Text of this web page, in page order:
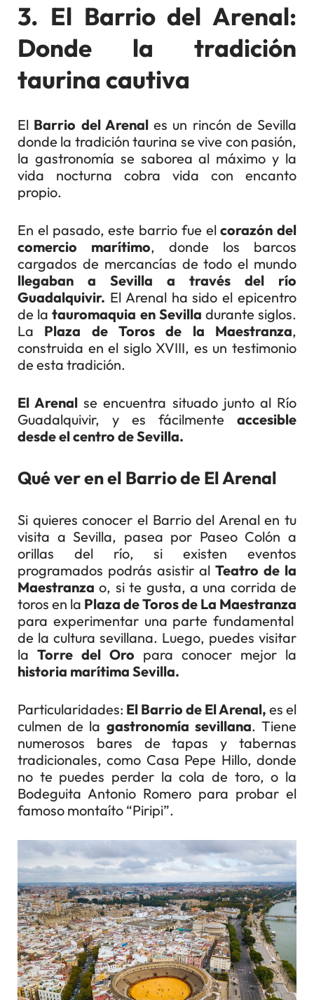
3. El Barrio del Arenal:
Donde la tradición
taurina cautiva
El Barrio del Arenal es un rincón de Sevilla
donde la tradición taurina se vive con pasión,
la gastronomía se saborea al máximo y la
vida nocturna cobra vida con encanto
propio.
En el pasado, este barrio fue elcorazón del
comercio marítimo, donde los barcos
cargados de mercancías de todo el mundo
llegaban a Sevilla a través del río
Guadalquivir. El Arenal ha sido el epicentro
de latauromaquia en Sevilla durante siglos.
La Plaza de Toros de la Maestranza,
construida en el siglo XVIII, es un testimonio
de esta tradición.
El Arenal se encuentra situado junto al Río
Guadalquivir, y es fácilmente accesible
desde el centro de Sevilla.
Qué ver en el Barrio de El Arenal
Si quieres conocer el Barrio del Arenal en tu
visita a Sevilla, pasea por Paseo Colón a
orillas del río, si existen eventos
programados podrás asistir al Teatro de la
Maestranza o, si te gusta, a una corrida de
toros en la Plaza de Toros de La Maestranza
para experimentar una parte fundamental
de la cultura sevillana. Luego, puedes visitar
la Torre del Oro para conocer mejor la
historia marítima Sevilla.
Particularidades: El Barrio de El Arenal, es el
culmen de la gastronomía sevillana. Tiene
numerosos bares de tapas y tabernas
tradicionales, como Casa Pepe Hillo, donde
no te puedes perder la cola de toro, o la
Bodeguita Antonio Romero para probar el
famoso montaíto “Piripi”.